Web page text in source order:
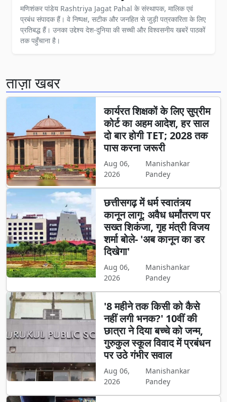
मणिशंकर पांडेय Rashtriya Jagat Pahal के संस्थापक, मालिक एवं
प्रबंध संपादक हैं। वे निष्पक्ष, सटीक और जनहित से जुड़ी पत्रकारिता के लिए
प्रतिबद्ध हैं। उनका उद्देश्य देश-दुनिया की सच्ची और विश्वसनीय खबरें पाठकों
तक पहुँचाना है।
ताज़ा खबर
कार्यरत शिक्षकों के लिए सुप्रीम
कोर्ट का अहम आदेश, हर साल
दो बार होगी TET; 2028 तक
पास करना जरूरी
Aug 06,
2026
Manishankar
Pandey
छत्तीसगढ़ में धर्म स्वातंत्र्य
कानून लागू: अवैध धर्मांतरण पर
सख्त शिकंजा, गृह मंत्री विजय
शर्मा बोले- 'अब कानून का डर
दिखेगा'
Aug 06,
2026
Manishankar
Pandey
'8 महीने तक किसी को कैसे
नहीं लगी भनक?' 10वीं की
छात्रा ने दिया बच्चे को जन्म,
गुरुकुल स्कूल विवाद में प्रबंधन
पर उठे गंभीर सवाल
Aug 06,
2026
Manishankar
Pandey